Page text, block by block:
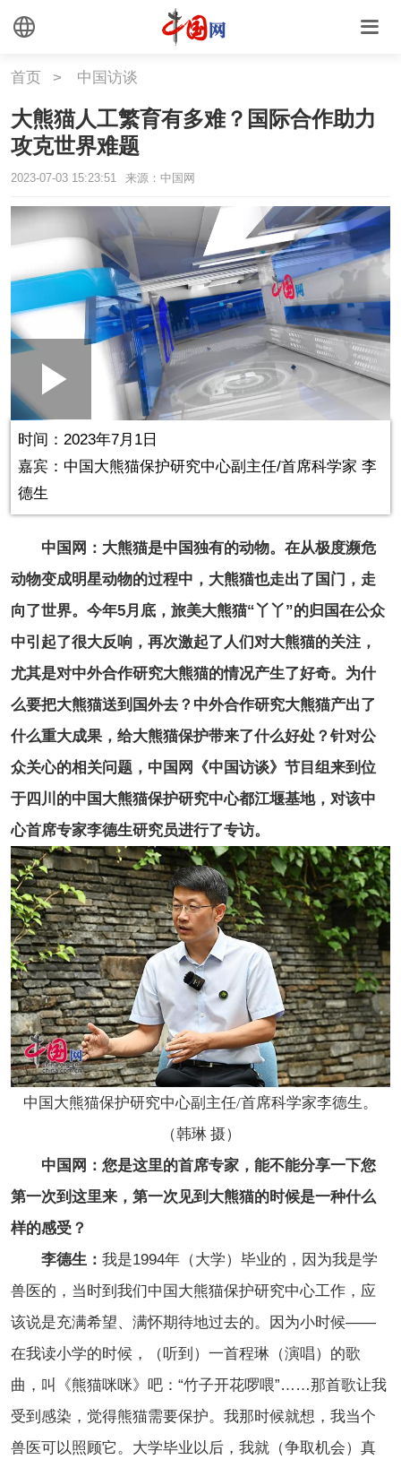
首页 > 中国访谈
大熊猫人工繁育有多难？国际合作助力
攻克世界难题
2023-07-03 15:23:51 来源：中国网
Play
Video
Picture-
Picture
时间：2023年7月1日
嘉宾：中国大熊猫保护研究中心副主任/首席科学家 李
德生
中国网：大熊猫是中国独有的动物。在从极度濒危
动物变成明星动物的过程中，大熊猫也走出了国门，走
向了世界。今年5月底，旅美大熊猫“丫丫”的归国在公众
中引起了很大反响，再次激起了人们对大熊猫的关注，
尤其是对中外合作研究大熊猫的情况产生了好奇。为什
么要把大熊猫送到国外去？中外合作研究大熊猫产出了
什么重大成果，给大熊猫保护带来了什么好处？针对公
众关心的相关问题，中国网《中国访谈》节目组来到位
于四川的中国大熊猫保护研究中心都江堰基地，对该中
心首席专家李德生研究员进行了专访。
中国大熊猫保护研究中心副主任/首席科学家李德生。
（韩琳 摄）
中国网：您是这里的首席专家，能不能分享一下您
第一次到这里来，第一次见到大熊猫的时候是一种什么
样的感受？
李德生： 我是1994年（大学）毕业的，因为我是学
兽医的，当时到我们中国大熊猫保护研究中心工作，应
该说是充满希望、满怀期待地过去的。因为小时候——
在我读小学的时候，（听到）一首程琳（演唱）的歌
曲，叫《熊猫咪咪》吧：“竹子开花啰喂”……那首歌让我
受到感染，觉得熊猫需要保护。我那时候就想，我当个
兽医可以照顾它。大学毕业以后，我就（争取机会） 真